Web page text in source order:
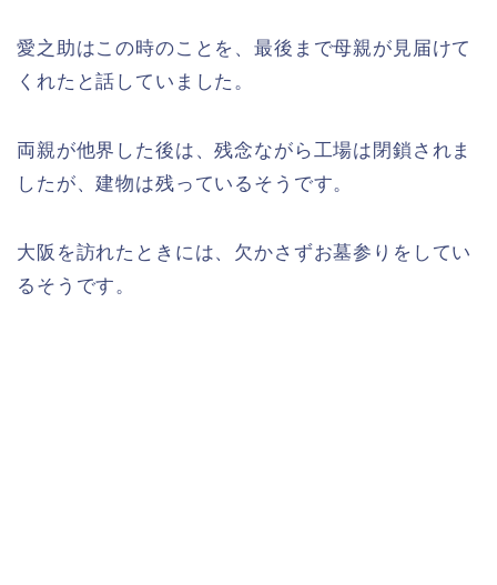
愛之助はこの時のことを、最後まで母親が見届けて
くれたと話していました。
両親が他界した後は、残念ながら工場は閉鎖されま
したが、建物は残っているそうです。
大阪を訪れたときには、欠かさずお墓参りをしてい
るそうです。